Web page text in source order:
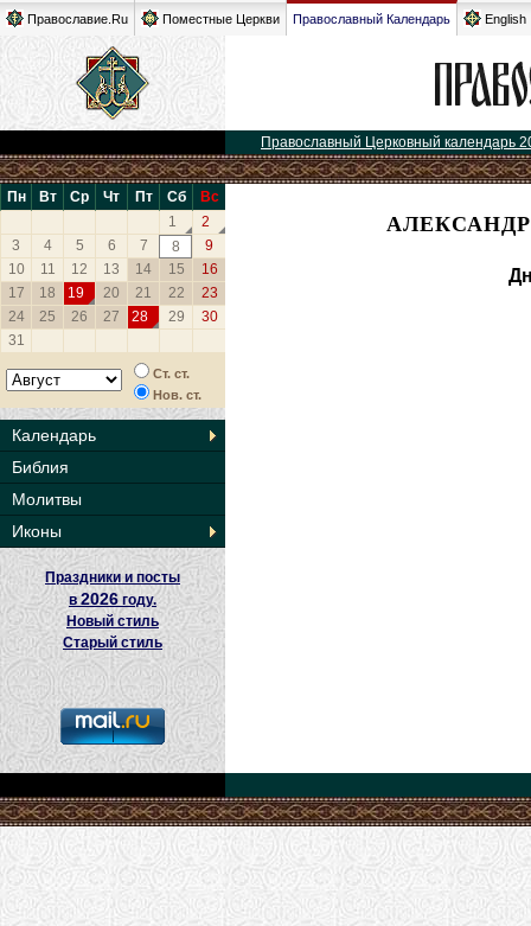
Православие.Ru Поместные Церкви Православный Календарь English
Православный Церковный календарь
Пн Вт Ср Чт Пт Сб
Вс
1
2
3
4 5 6 7 8
9
10
11 12 13 14 15
16
17
18 19 20 21 22
23
24
25 26 27 28 29
30
31
Ст. ст.
Нов. ст.
Календарь
Библия
Молитвы
Иконы
Праздники и посты
в2026 году.
Новый стиль
Старый стиль